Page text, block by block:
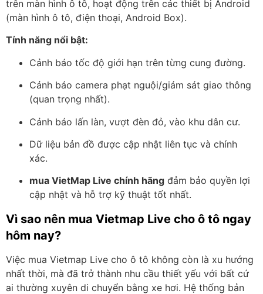
trên màn hình ô tô, hoạt động trên các thiết bị Android
(màn hình ô tô, điện thoại, Android Box).
Tính năng nổi bật:
Cảnh báo tốc độ giới hạn trên từng cung đường.
Cảnh báo camera phạt nguội/giám sát giao thông
(quan trọng nhất).
Cảnh báo lấn làn, vượt đèn đỏ, vào khu dân cư.
Dữ liệu bản đồ được cập nhật liên tục và chính
xác.
mua VietMap Live chính hãng đảm bảo quyền lợi
cập nhật và hỗ trợ kỹ thuật tốt nhất.
Vì sao nên mua Vietmap Live cho ô tô ngay
hôm nay?
Việc mua Vietmap Live cho ô tô không còn là xu hướng
nhất thời, mà đã trở thành nhu cầu thiết yếu với bất cứ
ai thường xuyên di chuyển bằng xe hơi. Hệ thống bản